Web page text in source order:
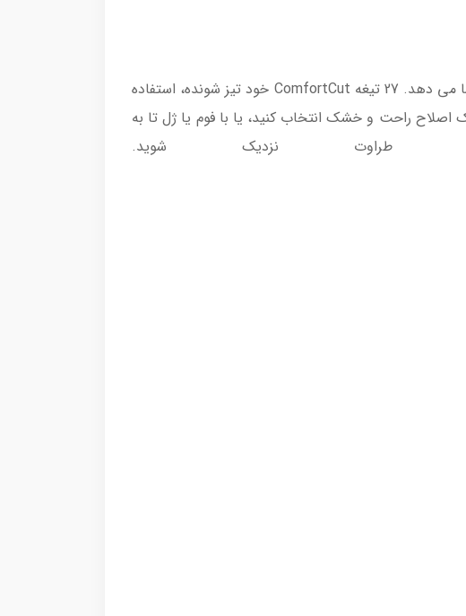
ماشین اصلاح موی صورت فیلیپس مدل X3021 یک اصلاح راحت و تمیز را با قیمتی عالی در دسترس به شما می دهد. 27 تیغه ComfortCut خود تیز شونده، استفاده
راحت و خشک انتخاب کنید، یا با فوم یا ژل تا به
نزدیک شوید.